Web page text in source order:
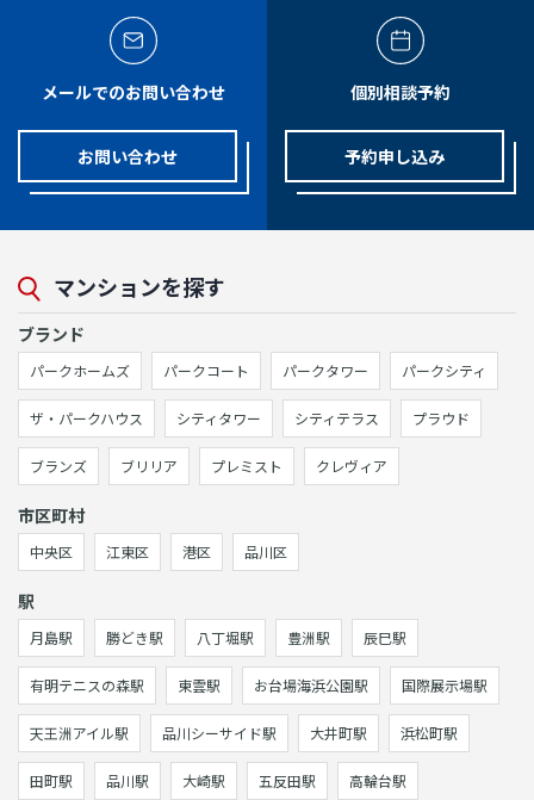
メールでのお問い合わせ
お問い合わせ
個別相談予約
予約申し込み
マンションを探す
ブランド
パークホームズ パークコート パークタワー パークシティ
ザ・パークハウス シティタワー シティテラス プラウド
ブランズ ブリリア プレミスト クレヴィア
市区町村
中央区 江東区 港区 品川区
駅
月島駅 勝どき駅 八丁堀駅 豊洲駅 辰巳駅
有明テニスの森駅 東雲駅 お台場海浜公園駅 国際展示場駅
天王洲アイル駅 品川シーサイド駅 大井町駅 浜松町駅
田町駅 品川駅 大崎駅 五反田駅 高輪台駅